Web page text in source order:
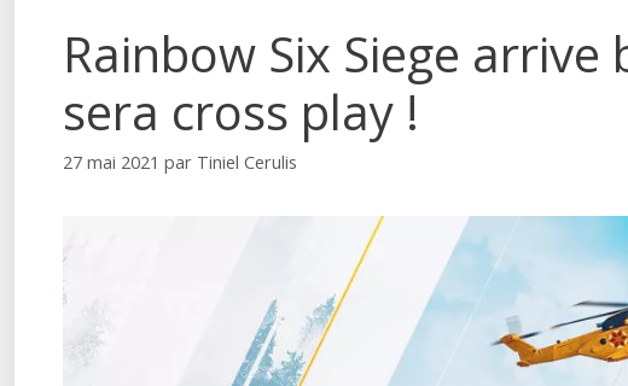
Rainbow Six Siege
sera cross play !
27 mai 2021 par Tiniel Cerulis